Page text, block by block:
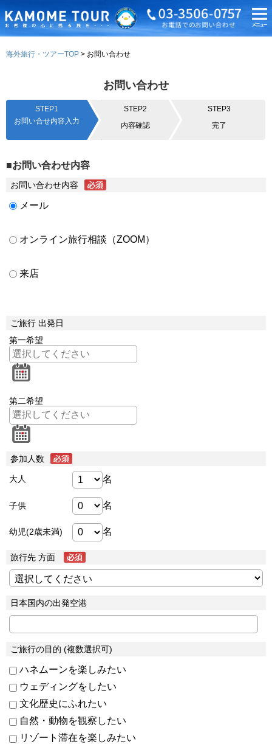
海外旅行・ツアーTOP お問い合わせ
お問い合わせ
STEP1
お問い合せ内容入力
STEP2
内容確認
STEP3
完了
■お問い合わせ内容
お問い合わせ内容
メール
オンライン旅行相談（ZOOM）
来店
ご旅行 出発日
第一希望
第二希望
参加人数
大人 名
子供 名
幼児(2歳未満) 名
旅行先 方面
日本国内の出発空港
ご旅行の目的 (複数選択可)
ハネムーンを楽しみたい
ウェディングをしたい
文化歴史にふれたい
自然・動物を観察したい
リゾート滞在を楽しみたい